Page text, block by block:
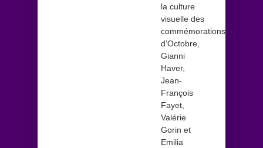
la culture
visuelle des
commémorations
d’Octobre,
Gianni
Haver,
Jean-
François
Fayet,
Valérie
Gorin et
Emilia